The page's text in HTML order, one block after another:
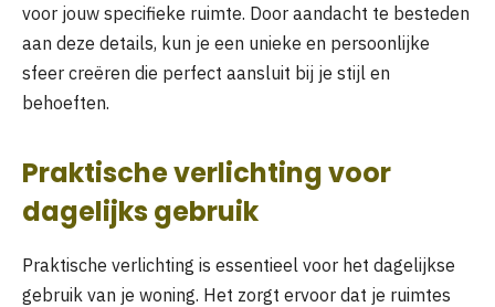
voor jouw specifieke ruimte. Door aandacht te besteden
aan deze details, kun je een unieke en persoonlijke
sfeer creëren die perfect aansluit bij je stijl en
behoeften.
Praktische verlichting voor
dagelijks gebruik
Praktische verlichting is essentieel voor het dagelijkse
gebruik van je woning. Het zorgt ervoor dat je ruimtes